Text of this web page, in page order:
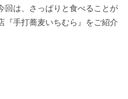
は、さっぱりと食べることが
『手打蕎麦いちむら』をご紹介